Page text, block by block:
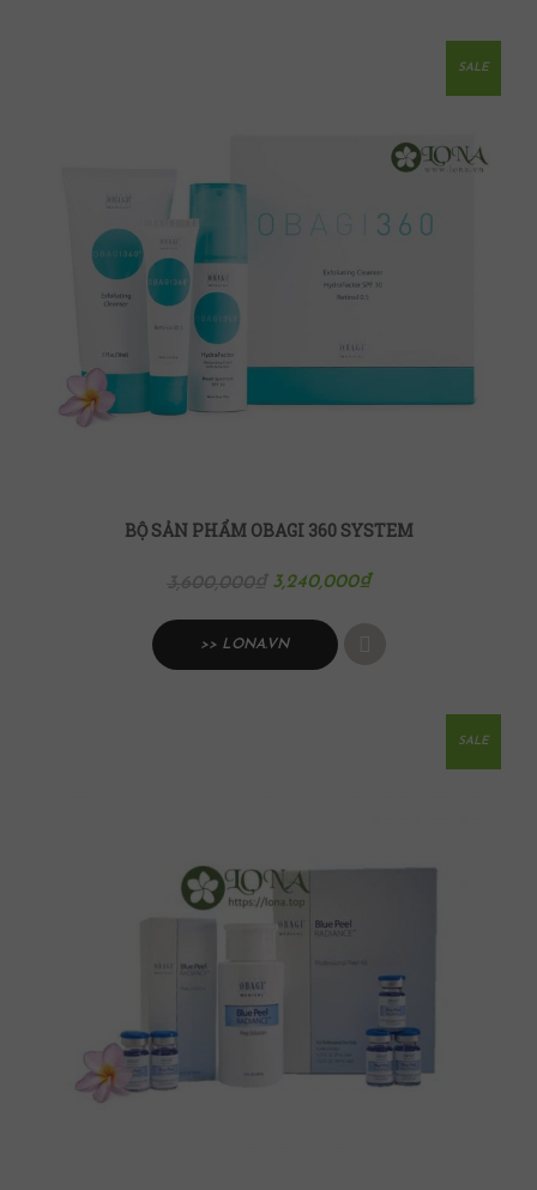
SALE
BỘ SẢN PHẨM OBAGI 360 SYSTEM
3,240,000₫
>> LONA.VN
SALE